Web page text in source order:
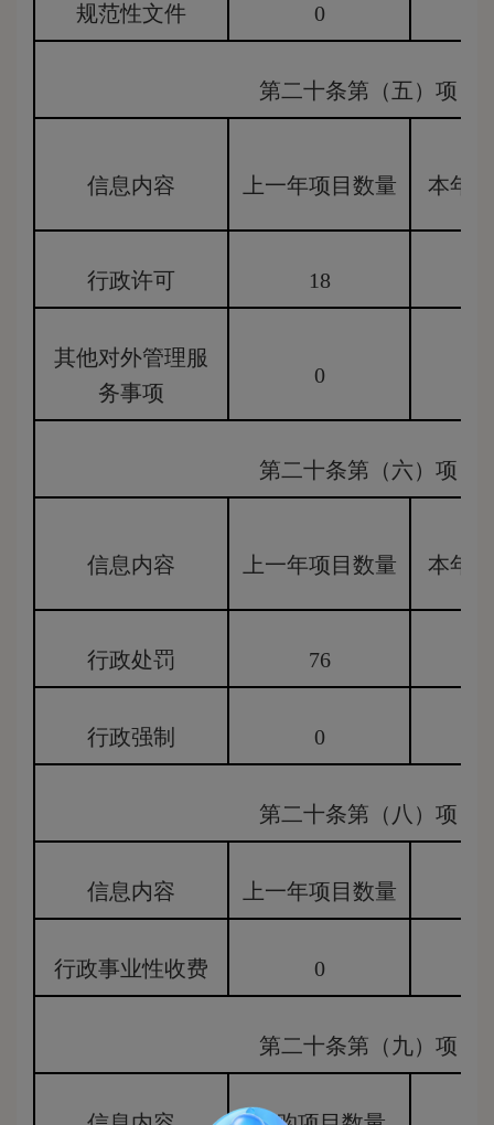
规范性文件 0
第二十条第（五）项
信息内容 上一年项目数量 本年
行政许可 18
其他对外管理服
务事项
0
第二十条第（六）项
信息内容 上一年项目数量 本年
行政处罚 76
行政强制 0
第二十条第（八）项
信息内容 上一年项目数量
行政事业性收费 0
第二十条第（九）项